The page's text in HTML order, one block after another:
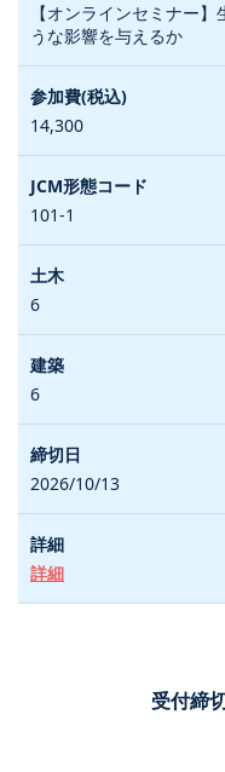
【オンラインセミナー
うな影響を与えるか
14,300
101-1
6
6
2026/10/13
詳細
受付締